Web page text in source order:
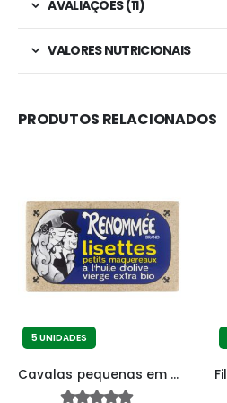
AVALIAÇÕES (11)
VALORES NUTRICIONAIS
PRODUTOS RELACIONADOS
5 UNIDADES
Cavalas pequenas em azeite virgem extra bio